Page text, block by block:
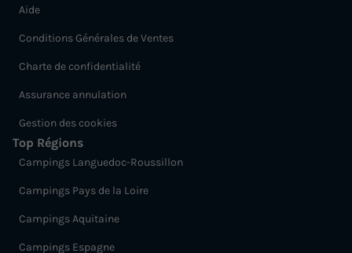
Aide
Conditions Générales de Ventes
Charte de confidentialité
Assurance annulation
Gestion des cookies
Top Régions
Campings Languedoc-Roussillon
Campings Pays de la Loire
Campings Aquitaine
Campings Espagne